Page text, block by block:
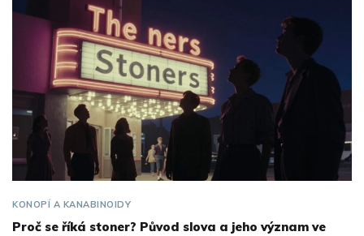
KONOPÍ A KANABINOIDY
Proč se říká stoner? Původ slova a jeho význam ve